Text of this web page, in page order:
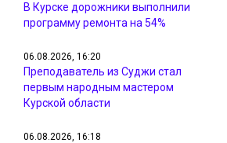
В Курске дорожники выполнили
программу ремонта на 54%
06.08.2026, 16:20
Преподаватель из Суджи стал
первым народным мастером
Курской области
06.08.2026, 16:18